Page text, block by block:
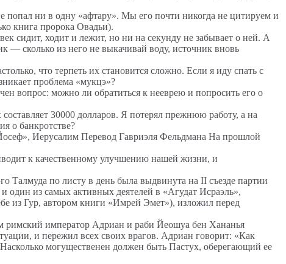
попал ни в одну «афтару». Мы его почти никогда не цитируем и
книга пророка Овадьи).
сидит, ходит и лежит, но ни на секунду не забывает о ней. А
— сколько из него не выкачивай воду, источник вновь
что терпеть их становится сложно. Если я иду спать с
проблема «мукцэ»?
вопрос: можно ли обратиться к нееврею и попросить его о
30000 долларов. Я потерял прежнюю работу, а на
о банкротстве?
Иерусалим Перевод Гавриэля Фельдмана На прошлой
к качественному улучшению нашей жизни, и
Талмуда по листу в день была выдвинута на II съезде партии
из самых активных деятелей в «Агудат Исраэль»,
из Гур, автором книги «Имрей Эмет»), изложил перед
император Адриан и раби Йеошуа бен Хананья
и пережил всех своих врагов. Адриан говорит: «Как
могущественен должен быть Пастух, оберегающий ее